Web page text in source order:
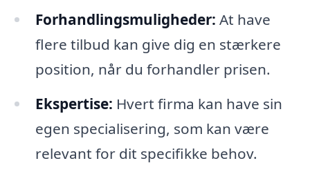
Forhandlingsmuligheder: At have
flere tilbud kan give dig en stærkere
position, når du forhandler prisen.
Ekspertise: Hvert firma kan have sin
egen specialisering, som kan være
relevant for dit specifikke behov.